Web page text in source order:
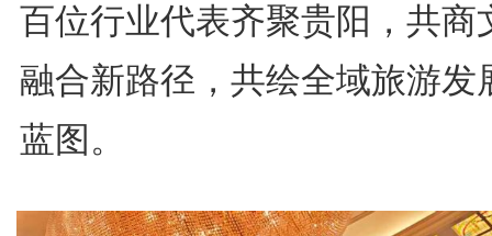
百位行业代表齐聚贵阳，共商
融合新路径，共绘全域旅游发
蓝图。